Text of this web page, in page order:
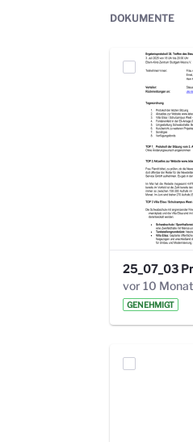
DOKUMENTE
GENEHMIGT